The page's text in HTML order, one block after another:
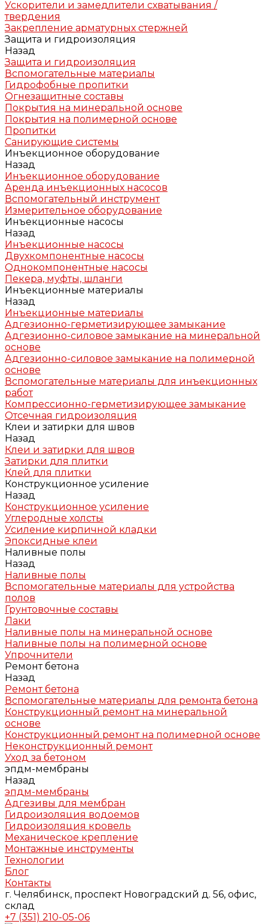
Ускорители и замедлители схватывания /
твердения
Закрепление арматурных стержней
Защита и гидроизоляция
Назад
Защита и гидроизоляция
Вспомогательные материалы
Гидрофобные пропитки
Огнезащитные составы
Покрытия на минеральной основе
Покрытия на полимерной основе
Пропитки
Санирующие системы
Инъекционное оборудование
Назад
Инъекционное оборудование
Аренда инъекционных насосов
Вспомогательный инструмент
Измерительное оборудование
Инъекционные насосы
Назад
Инъекционные насосы
Двухкомпонентные насосы
Однокомпонентные насосы
Пекера, муфты, шланги
Инъекционные материалы
Назад
Инъекционные материалы
Адгезионно-герметизирующее замыкание
Адгезионно-силовое замыкание на минеральной
основе
Адгезионно-силовое замыкание на полимерной
основе
Вспомогательные материалы для инъекционных
работ
Компрессионно-герметизирующее замыкание
Отсечная гидроизоляция
Клеи и затирки для швов
Назад
Клеи и затирки для швов
Затирки для плитки
Клей для плитки
Конструкционное усиление
Назад
Конструкционное усиление
Углеродные холсты
Усиление кирпичной кладки
Эпоксидные клеи
Наливные полы
Назад
Наливные полы
Вспомогательные материалы для устройства
полов
Грунтовочные составы
Лаки
Наливные полы на минеральной основе
Наливные полы на полимерной основе
Упрочнители
Ремонт бетона
Назад
Ремонт бетона
Вспомогательные материалы для ремонта бетона
Конструкционный ремонт на минеральной
основе
Конструкционный ремонт на полимерной основе
Неконструкционный ремонт
Уход за бетоном
эпдм-мембраны
Назад
эпдм-мембраны
Адгезивы для мембран
Гидроизоляция водоемов
Гидроизоляция кровель
Механическое крепление
Монтажные инструменты
Технологии
Блог
Контакты
г. Челябинск, проспект Новоградский д. 56, офис,
склад
+7 (351) 210-05-06